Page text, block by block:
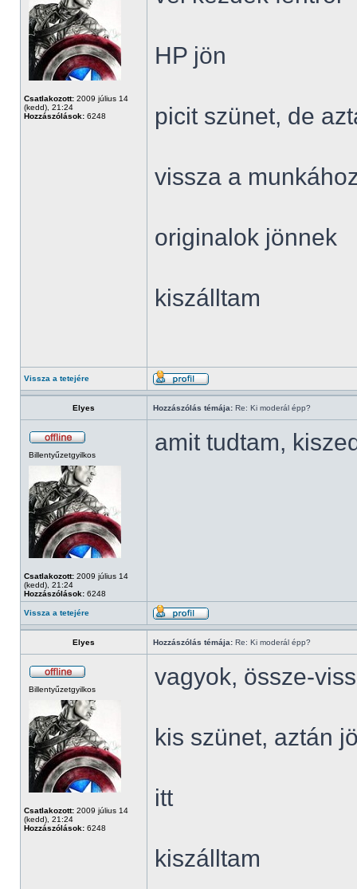
Csatlakozott: 2009 július 14
(kedd), 21:24
Hozzászólások: 6248
HP jön
picit szünet, de
vissza a
originalok jönnek
kiszálltam
Vissza a tetejére
Elyes Hozzászólás témája: Re: Ki moderál épp?
Billentyűzetgyilkos
Csatlakozott: 2009 július 14
(kedd), 21:24
Hozzászólások: 6248
amit tudtam,
Vissza a tetejére
Elyes Hozzászólás témája: Re: Ki moderál épp?
Billentyűzetgyilkos
Csatlakozott: 2009 július 14
(kedd), 21:24
Hozzászólások: 6248
vagyok, össze-
kis szünet, aztán
itt
kiszálltam